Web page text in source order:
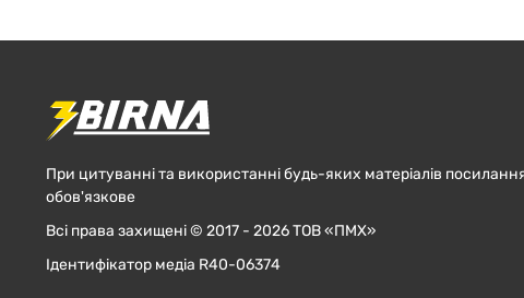
При цитуванні та використанні будь-яких матеріалів
обов'язкове
Всі права захищені © 2017 - 2026 ТОВ «ПМХ»
Ідентифікатор медіа R40-06374